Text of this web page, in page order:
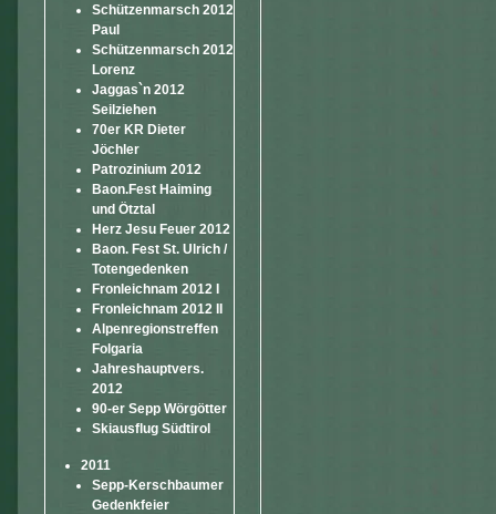
Schützenmarsch 2012
Paul
Schützenmarsch 2012
Lorenz
Jaggas`n 2012
Seilziehen
70er KR Dieter
Jöchler
Patrozinium 2012
Baon.Fest Haiming
und Ötztal
Herz Jesu Feuer 2012
Baon. Fest St. Ulrich /
Totengedenken
Fronleichnam 2012 I
Fronleichnam 2012 II
Alpenregionstreffen
Folgaria
Jahreshauptvers.
2012
90-er Sepp Wörgötter
Skiausflug Südtirol
2011
Sepp-Kerschbaumer
Gedenkfeier